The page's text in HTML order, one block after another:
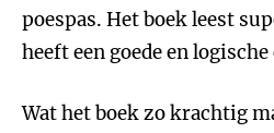
poespas. Het boek leest
heeft een goede en
Wat het boek zo krachtig